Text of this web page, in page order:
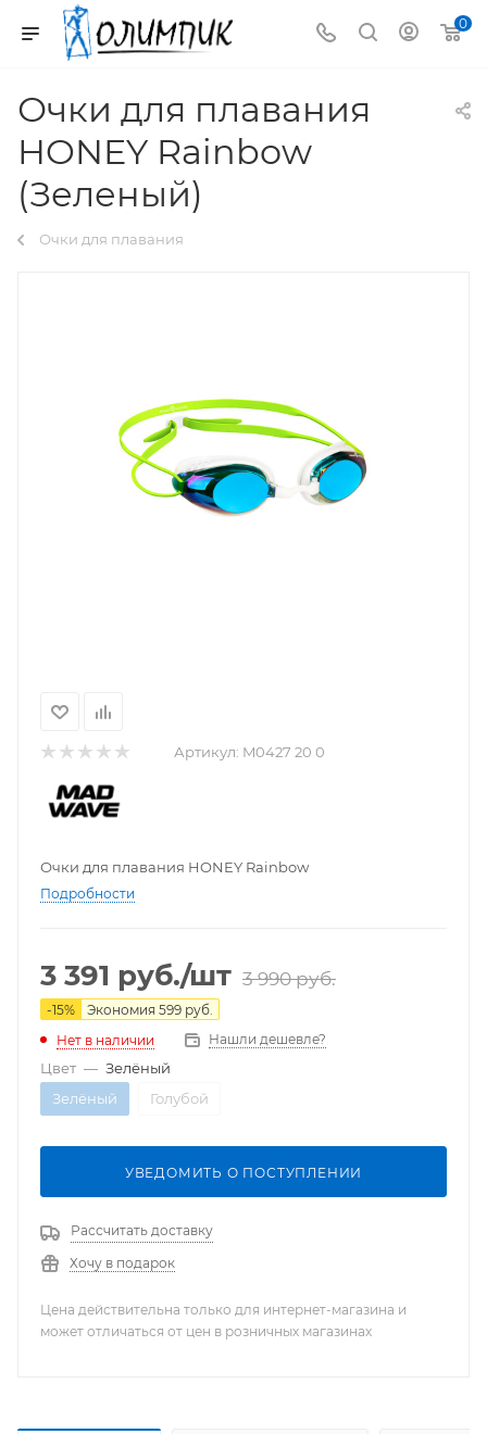
0
Очки для плавания
HONEY Rainbow
(Зеленый)
Очки для плавания
Артикул: M0427 20 0
Очки для плавания HONEY Rainbow
Подробности
3 391 руб./шт 3 990руб.
-15% Экономия 599 руб.
Нет в наличии
Нашли дешевле?
Цвет — Зелёный
Зелёный
Голубой
УВЕДОМИТЬ О ПОСТУПЛЕНИИ
Рассчитать доставку
Хочу в подарок
Цена действительна только для интернет-магазина и
может отличаться от цен в розничных магазинах